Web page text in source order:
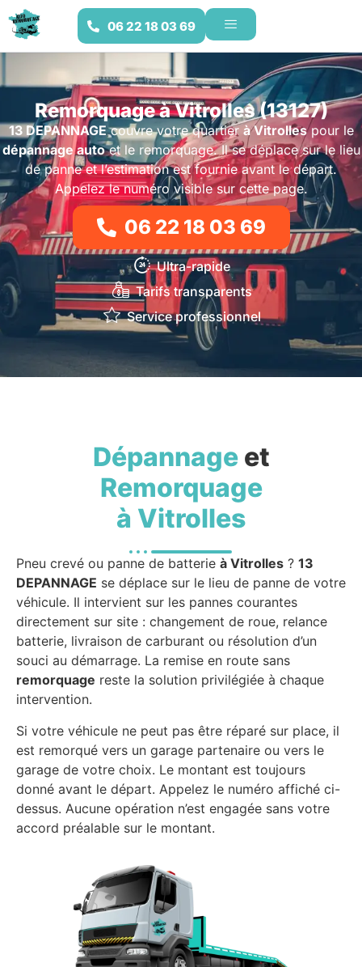
06 22 18 03 69
Remorquage à Vitrolles (13127)
13 DEPANNAGEcouvre votre quartier à Vitrollespour le
dépannage autoet le remorquage. Il se déplace sur le lieu
de panne et l’estimation est fournie avant le départ.
Appelez le numéro visible sur cette page.
06 22 18 03 69
Ultra-rapide
Tarifs transparents
Service professionnel
Dépannageet
Remorquage
à Vitrolles
Pneu crevé ou panne de batterie à Vitrolles ? 13
DEPANNAGE se déplace sur le lieu de panne de votre
véhicule. Il intervient sur les pannes courantes
directement sur site : changement de roue, relance
batterie, livraison de carburant ou résolution d’un
souci au démarrage. La remise en route sans
remorquage reste la solution privilégiée à chaque
intervention.
Si votre véhicule ne peut pas être réparé sur place, il
est remorqué vers un garage partenaire ou vers le
garage de votre choix. Le montant est toujours
donné avant le départ. Appelez le numéro affiché ci-
dessus. Aucune opération n’est engagée sans votre
accord préalable sur le montant.